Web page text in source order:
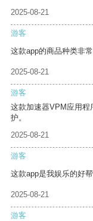
2025-08-21
游客
这款app的商品种类非
2025-08-21
游客
这款加速器VPM应用程
护。
2025-08-21
游客
这款app是我娱乐的好
2025-08-21
游客